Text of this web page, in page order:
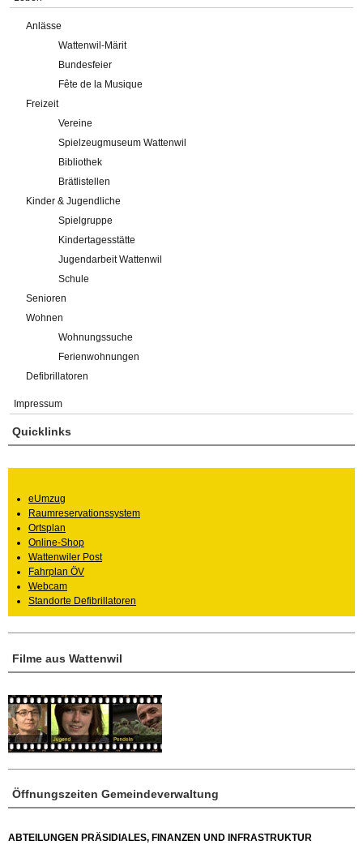
Anlässe
Wattenwil-Märit
Bundesfeier
Fête de la Musique
Freizeit
Vereine
Spielzeugmuseum Wattenwil
Bibliothek
Brätlistellen
Kinder & Jugendliche
Spielgruppe
Kindertagesstätte
Jugendarbeit Wattenwil
Schule
Senioren
Wohnen
Wohnungssuche
Ferienwohnungen
Defibrillatoren
Impressum
Öffnungszeiten Gemeindeverwaltung
ABTEILUNGEN PRÄSIDIALES, FINANZEN UND INFRASTRUKTUR
Filme aus Wattenwil
Quicklinks
eUmzug
Raumreservationssystem
Ortsplan
Online-Shop
Wattenwiler Post
Fahrplan ÖV
Webcam
Standorte Defibrillatoren